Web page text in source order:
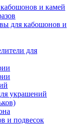
и камей
для кабошонов и
для
украшений
и подвесок